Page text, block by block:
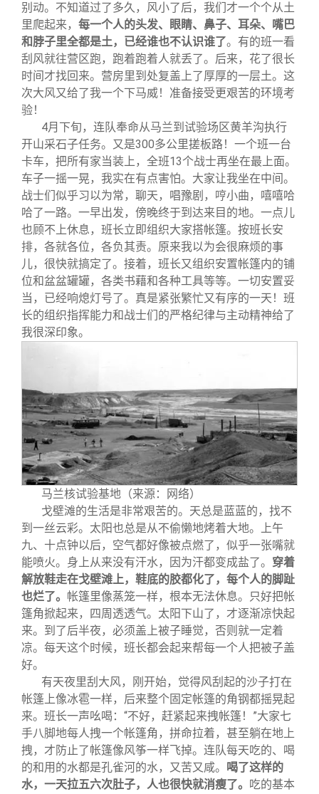
别动。不知道过了多久，风小了后，我们才一个个从土
里爬起来， 每一个人的头发、眼睛、鼻子、耳朵、嘴巴
和脖子里全都是土，已经谁也不认识谁了。有的班一看
刮风就往营区跑，跑着跑着人就丢了。后来，花了很长
时间才找回来。营房里到处复盖上了厚厚的一层土。这
次大风又给了我一个下马威！准备接受更艰苦的环境考
验！
4月下旬，连队奉命从马兰到试验场区黄羊沟执行
开山采石子任务。又是300多公里搓板路！一个班一台
卡车，把所有家当装上，全班13个战士再坐在最上面。
车子一摇一晃，我实在有点害怕。大家让我坐在中间。
战士们似乎习以为常，聊天，唱豫剧，哼小曲，嘻嘻哈
哈了一路。一早出发，傍晚终于到达来目的地。一点儿
也顾不上休息，班长立即组织大家搭帐篷。按班长安
排，各就各位，各负其责。原来我以为会很麻烦的事
儿，很快就搞定了。接着，班长又组织安置帐篷内的铺
位和盆盆罐罐，各类书藉和各种工具等等。一切安置妥
当，已经响熄灯号了。真是紧张繁忙又有序的一天！班
长的组织指挥能力和战士们的严格纪律与主动精神给了
我很深印象。
马兰核试验基地（来源：网络）
戈壁滩的生活是非常艰苦的。天总是蓝蓝的，找不
到一丝云彩。太阳也总是从不偷懒地烤着大地。上午
九、十点钟以后，空气都好像被点燃了，似乎一张嘴就
能喷火。身上从来没有汗水，因为汗都变成盐了。 穿着
解放鞋走在戈壁滩上，鞋底的胶都化了，每个人的脚趾
也烂了。 帐篷里像蒸笼一样，根本无法休息。只好把帐
篷角掀起来，四周透透气。太阳下山了，才逐渐凉快起
来。到了后半夜，必须盖上被子睡觉，否则就一定着
凉。每天这个时候，班长都会起来帮每一个人把被子盖
好。
有天夜里刮大风，刚开始，觉得风刮起的沙子打在
帐篷上像冰雹一样，后来整个固定帐篷的角钢都摇晃起
来。班长一声吆喝：“不好，赶紧起来拽帐篷！”大家七
手八脚地每人拽一个帐篷角，拼命拉着，甚至躺在地上
拽，才防止了帐篷像风筝一样飞掉。连队每天吃的、喝
的和用的水都是孔雀河的水，又苦又咸。 喝了这样的
水，一天拉五六次肚子，人也很快就消瘦了。 吃的基本